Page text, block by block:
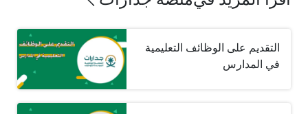
التقديم على الوظائف التعليمية
في المدارس